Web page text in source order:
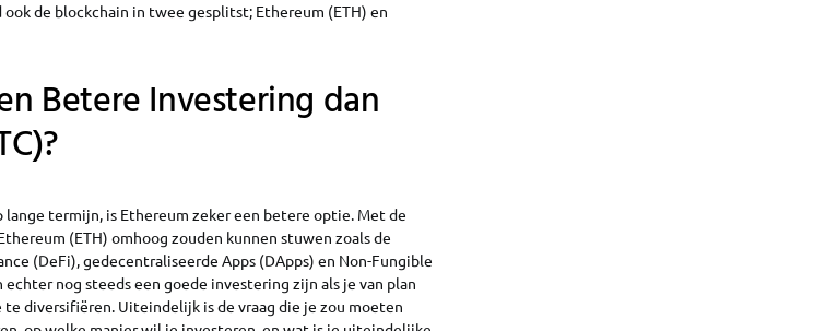
de blockchain in twee gesplitst; Ethereum (ETH) en
Betere Investering dan
termijn, is Ethereum zeker een betere optie. Met de
(ETH) omhoog zouden kunnen stuwen zoals de
(DeFi), gedecentraliseerde Apps (DApps) en Non-Fungible
echter nog steeds een goede investering zijn als je van plan
diversifiëren. Uiteindelijk is de vraag die je zou moeten